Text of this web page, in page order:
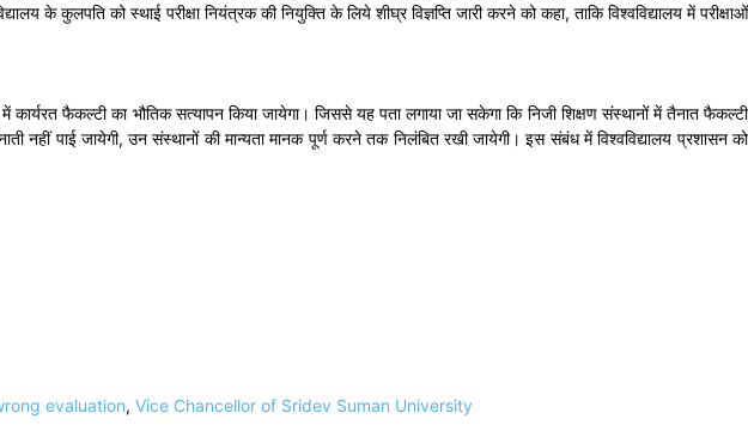
के कुलपति को स्थाई परीक्षा नियंत्रक की नियुक्ति के लिये शीघ्र विज्ञप्ति जारी करने को कहा, ताकि विश्वविद्यालय में परीक्षाओं
कार्यरत फैकल्टी का भौतिक सत्यापन किया जायेगा। जिससे यह पता लगाया जा सकेगा कि निजी शिक्षण संस्थानों में तैनात फैकल्टी
पाई जायेगी, उन संस्थानों की मान्यता मानक पूर्ण करने तक निलंबित रखी जायेगी। इस संबंध में विश्वविद्यालय प्रशासन को
evaluation, Vice Chancellor of Sridev Suman University